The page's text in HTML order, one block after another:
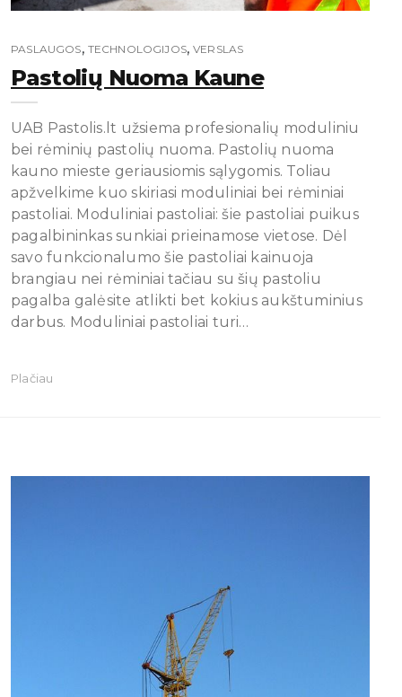
PASLAUGOS, TECHNOLOGIJOS, VERSLAS
Pastolių Nuoma Kaune
UAB Pastolis.lt užsiema profesionalių moduliniu
bei rėminių pastolių nuoma. Pastolių nuoma
kauno mieste geriausiomis sąlygomis. Toliau
apžvelkime kuo skiriasi moduliniai bei rėminiai
pastoliai. Moduliniai pastoliai: šie pastoliai puikus
pagalbininkas sunkiai prieinamose vietose. Dėl
savo funkcionalumo šie pastoliai kainuoja
brangiau nei rėminiai tačiau su šių pastoliu
pagalba galėsite atlikti bet kokius aukštuminius
darbus. Moduliniai pastoliai turi…
Plačiau